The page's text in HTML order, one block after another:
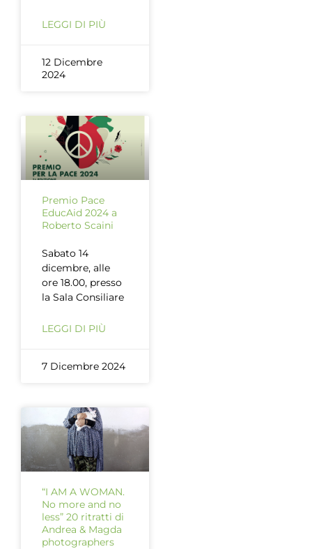
LEGGI DI PIÙ
12 Dicembre
2024
Premio Pace
EducAid 2024 a
Roberto Scaini
Sabato 14
dicembre, alle
ore 18.00, presso
la Sala Consiliare
LEGGI DI PIÙ
7 Dicembre 2024
“I AM A WOMAN.
No more and no
less” 20 ritratti di
Andrea & Magda
photographers